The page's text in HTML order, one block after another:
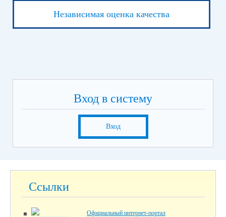
Независимая оценка качества
Вход в систему
Вход
Ссылки
Официальный интернет-портал